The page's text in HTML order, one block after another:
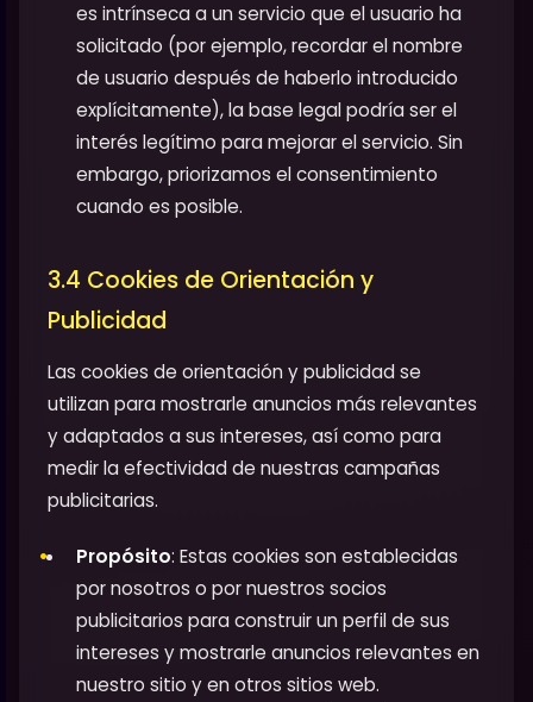
es intrínseca a un servicio que el usuario ha
solicitado (por ejemplo, recordar el nombre
de usuario después de haberlo introducido
explícitamente), la base legal podría ser el
interés legítimo para mejorar el servicio. Sin
embargo, priorizamos el consentimiento
cuando es posible.
3.4 Cookies de Orientación y
Publicidad
Las cookies de orientación y publicidad se
utilizan para mostrarle anuncios más relevantes
y adaptados a sus intereses, así como para
medir la efectividad de nuestras campañas
publicitarias.
Propósito: Estas cookies son establecidas
por nosotros o por nuestros socios
publicitarios para construir un perfil de sus
intereses y mostrarle anuncios relevantes en
nuestro sitio y en otros sitios web.